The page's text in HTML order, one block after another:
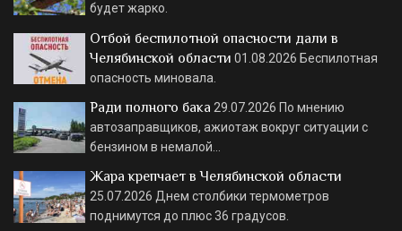
будет жарко.
Отбой беспилотной опасности дали в
Челябинской области 01.08.2026 Беспилотная
опасность миновала.
Ради полного бака 29.07.2026 По мнению
автозаправщиков, ажиотаж вокруг ситуации с
бензином в немалой…
Жара крепчает в Челябинской области
25.07.2026 Днем столбики термометров
поднимутся до плюс 36 градусов.